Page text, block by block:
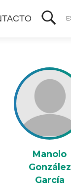
Manolo
González
García